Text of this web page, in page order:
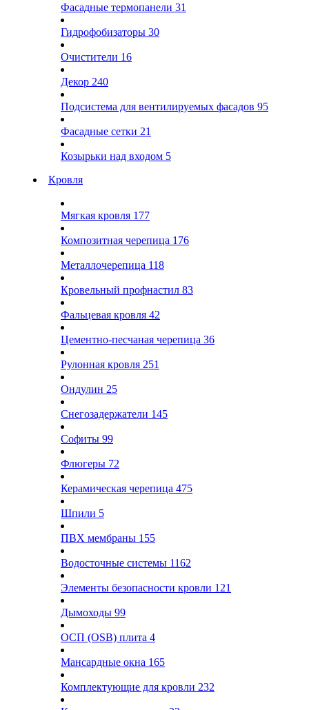
Фасадные термопанели 31
Гидрофобизаторы 30
Очистители 16
Декор 240
Подсистема для вентилируемых фасадов 95
Фасадные сетки 21
Козырьки над входом 5
Кровля
Мягкая кровля 177
Композитная черепица 176
Металлочерепица 118
Кровельный профнастил 83
Фальцевая кровля 42
Цементно-песчаная черепица 36
Рулонная кровля 251
Ондулин 25
Снегозадержатели 145
Софиты 99
Флюгеры 72
Керамическая черепица 475
Шпили 5
ПВХ мембраны 155
Водосточные системы 1162
Элементы безопасности кровли 121
Дымоходы 99
ОСП (OSB) плита 4
Мансардные окна 165
Комплектующие для кровли 232